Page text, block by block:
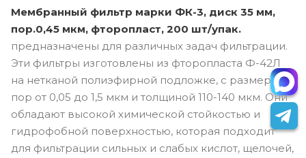
Мембранный фильтр марки ФК-3, диск 35 мм,
пор.0,45 мкм, фторопласт, 200 шт/упак.
предназначены для различных задач фильтрации.
Эти фильтры изготовлены из фторопласта Ф-42Л
на нетканой полиэфирной подложке, с размером
пор от 0,05 до 1,5 мкм и толщиной 110-140 мкм. Они
обладают высокой химической стойкостью и
гидрофобной поверхностью, которая подходит
для фильтрации сильных и слабых кислот, щелочей,